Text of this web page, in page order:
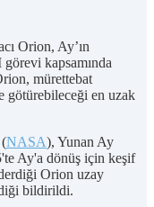
Orion, Ay’ın
kapsamında
mürettebat
götürebileceği en uzak
(NASA), Yunan Ay
Ay'a dönüş için keşif
Orion uzay
bildirildi.